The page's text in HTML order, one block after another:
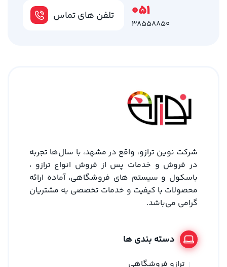
تلفن های تماس 051
38558850
شرکت نوین ترازو، واقع در مشهد، با سال‌ها تجربه
در فروش و خدمات پس از فروش انواع ترازو ،
باسکول و سیستم های فروشگاهی، آماده ارائه
محصولات با کیفیت و خدمات تخصصی به مشتریان
گرامی می‌باشد.
دسته بندی ها
ترازو فروشگاهی